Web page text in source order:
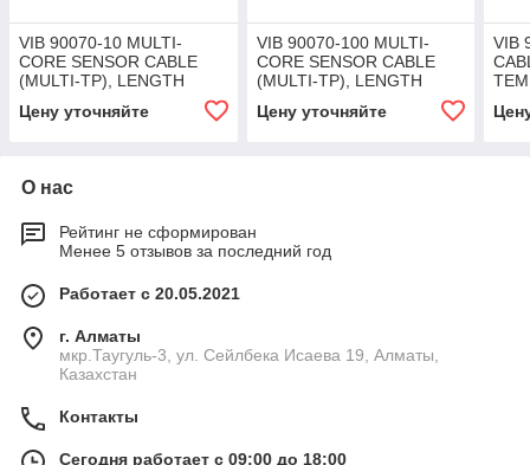
VIB 90070-10 MULTI-
CORE SENSOR CABLE
(MULTI-TP), LENGTH
Цену уточняйте
VIB 90070-100 MULTI-
CORE SENSOR CABLE
(MULTI-TP), LENGTH
Цену уточняйте
VIB
О нас
Рейтинг не сформирован
Менее 5 отзывов за последний год
Работает с 20.05.2021
г. Алматы
мкр.Таугуль-3, ул. Сейлбека Исаева 19, Алматы,
Казахстан
Контакты
Сегодня работает с 09:00 до 18:00